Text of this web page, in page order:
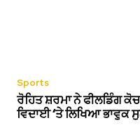
Sports
ਰੋਹਿਤ ਸ਼ਰਮਾ ਨੇ ਫੀਲਡਿੰਗ ਕੋਚ
ਵਿਦਾਈ ‘ਤੇ ਲਿਖਿਆ ਭਾਵੁਕ